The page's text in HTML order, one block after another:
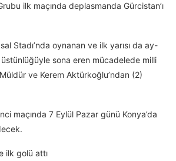
ilk maçında deplasmanda Gürcistan’ı
Stadı’nda oynanan ve ilk yarısı da ay-
üstünlüğüyle sona eren mücadelede milli
ve Kerem Aktürkoğlu’ndan (2)
maçında 7 Eylül Pazar günü Konya’da
ilk golü attı